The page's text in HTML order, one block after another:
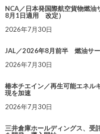
NCA／日本発国際航空貨物燃
8月1日適用 改定）
2026年7月30日
JAL／2026年8月前半 燃油サ
2026年7月30日
椿本チエイン／再生可能エネル
現を加速
2026年7月30日
三井倉庫ホールディングス、受